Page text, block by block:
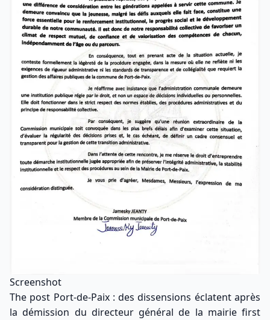
Screenshot
The post Port-de-Paix : des dissensions éclatent après
la démission du directeur général de la mairiefirst